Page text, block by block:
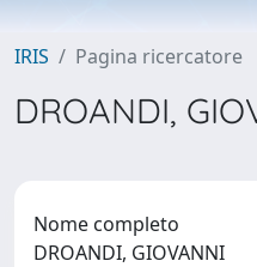
IRIS Pagina ricercatore
DROANDI,
Nome completo
DROANDI, GIOVANNI